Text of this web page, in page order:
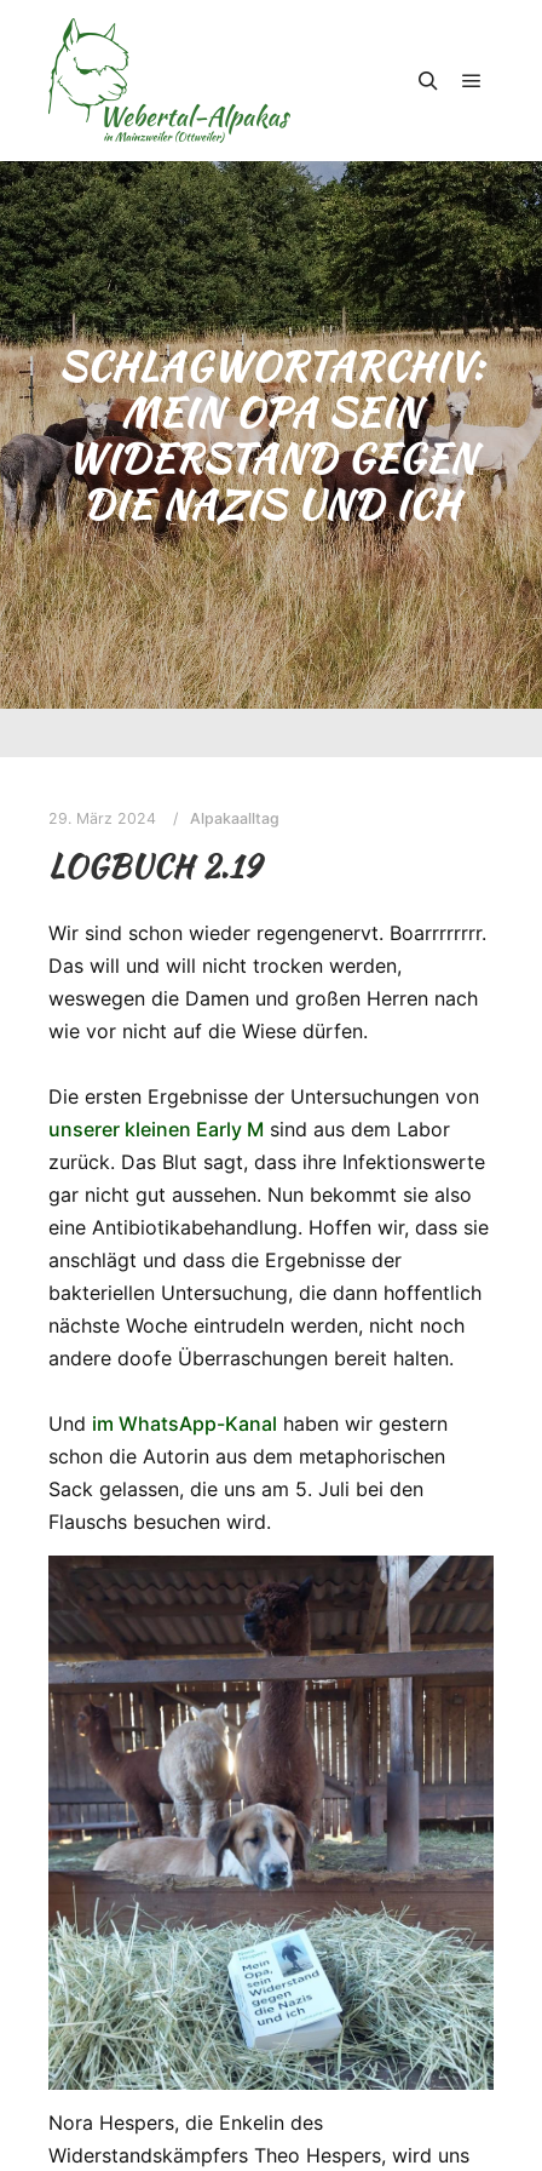
SCHLAGWORTARCHIV:
MEIN OPA SEIN
WIDERSTAND GEGEN
DIE NAZIS UND ICH
29. März 2024 Alpakaalltag
LOGBUCH 2.19
Wir sind schon wieder regengenervt. Boarrrrrrrr.
Das will und will nicht trocken werden,
weswegen die Damen und großen Herren nach
wie vor nicht auf die Wiese dürfen.
Die ersten Ergebnisse der Untersuchungen von
unserer kleinen Early M sind aus dem Labor
zurück. Das Blut sagt, dass ihre Infektionswerte
gar nicht gut aussehen. Nun bekommt sie also
eine Antibiotikabehandlung. Hoffen wir, dass sie
anschlägt und dass die Ergebnisse der
bakteriellen Untersuchung, die dann hoffentlich
nächste Woche eintrudeln werden, nicht noch
andere doofe Überraschungen bereit halten.
Und im WhatsApp-Kanal haben wir gestern
schon die Autorin aus dem metaphorischen
Sack gelassen, die uns am 5. Juli bei den
Flauschs besuchen wird.
Nora Hespers, die Enkelin des
Widerstandskämpfers Theo Hespers, wird uns